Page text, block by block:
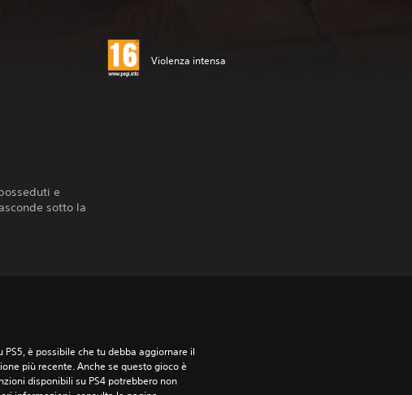
Violenza intensa
e
sotto la
PS5, è possibile che tu debba aggiornare il
più recente. Anche se questo gioco è
disponibili su PS4 potrebbero non